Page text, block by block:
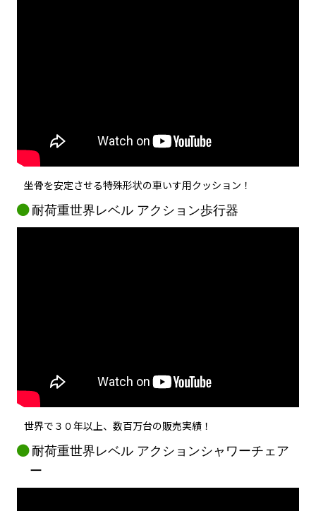
坐骨を安定させる特殊形状の車いす用クッション！
耐荷重世界レベル アクション歩行器
世界で３０年以上、数百万台の販売実績！
耐荷重世界レベル アクションシャワーチェア
ー